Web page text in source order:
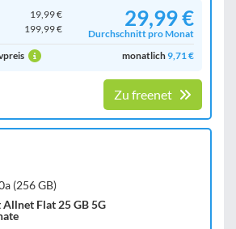
19,99 €
199,99 € 29,99 €
Durchschnitt pro Monat
monatlich9,71 €
Zu freenet
(256 GB)
Flat 25 GB 5G